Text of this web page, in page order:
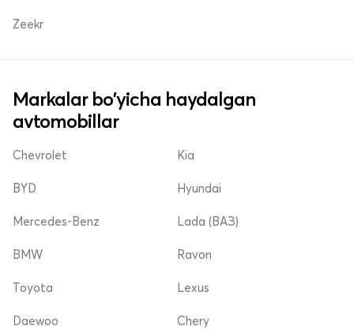
Zeekr
Markalar bo'yicha haydalgan
avtomobillar
Chevrolet
BYD
Mercedes-Benz
Kia
Hyundai
Lada (ВАЗ)
BMW
Toyota
Daewoo
Ravon
Lexus
Chery